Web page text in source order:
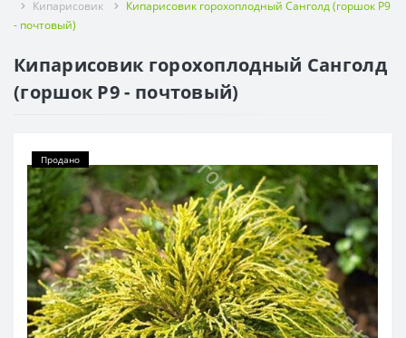
Кипарисовик
Кипарисовик горохоплодный Санголд (горшок Р9
- почтовый)
Кипарисовик горохоплодный Санголд
(горшок Р9 - почтовый)
Продано